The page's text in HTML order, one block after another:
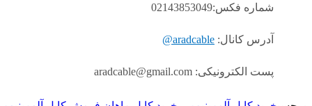
شماره فکس:02143853049
آدرس کانال: aradcable@
پست الکترونیکی: aradcable@gmail.com